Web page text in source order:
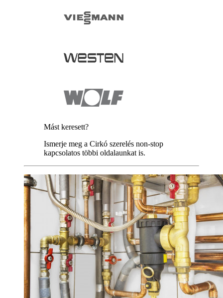
Mást keresett?
Ismerje meg a Cirkó szerelés non-stop
kapcsolatos többi oldalaunkat is.